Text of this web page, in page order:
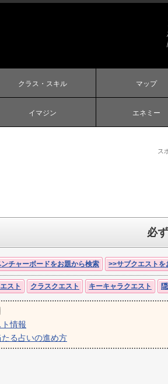
クラス・スキル マップ
イマジン エネミー
ス
必
チャーボードをお題から検索 >>サブクエストを
スト クラスクエスト キーキャラクエスト
情報
たる占いの進め方